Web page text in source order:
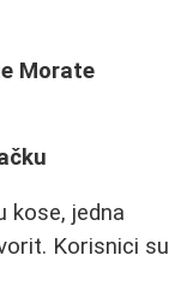
Morate
kose, jedna
Korisnici su